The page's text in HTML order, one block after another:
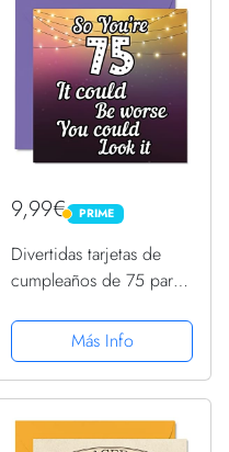
mmx145 mm,...
9,99€ PRIME
PRIME
Divertidas tarjetas de
cumpleaños de 75 para
It,Divertidas tarjetas de
cumpleaños para papá,
mamá, bisabuelo,
mm,...
Más Info